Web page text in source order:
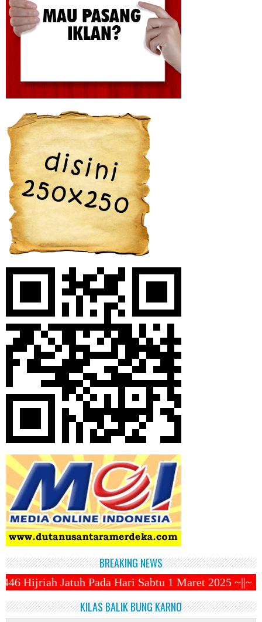
BREAKING NEWS
Sabtu 1 Maret 2025 ~||~ 1 Syawal Jatuh
KILAS BALIK BUNG KARNO